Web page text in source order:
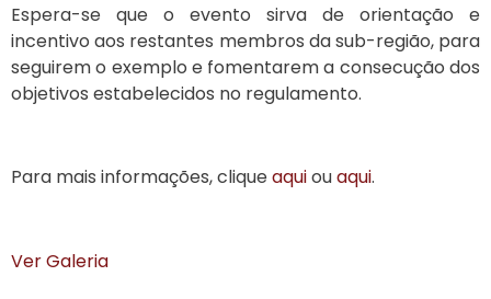
Espera-se que o evento sirva de orientação e
incentivo aos restantes membros da sub-região, para
seguirem o exemplo e fomentarem a consecução dos
objetivos estabelecidos no regulamento.
Para mais informações, cliqueaquiouaqui.
Ver Galeria